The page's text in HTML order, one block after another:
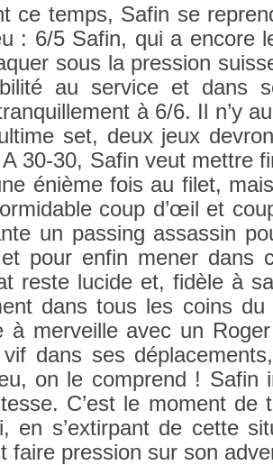
ce temps, Safin se
: 6/5 Safin, qui a en­core
sous la pre­ss­ion
au ser­vice et dans
à 6/6. Il n’y
set, deux jeux
30-30, Safin veut mettre
énième fois au filet,
coup d’œil et
un pass­ing as­sas­sin
pour enfin mener dans
reste lucide et, fidèle à
dans tous les coins
à mer­veil­le avec un
dans ses
on le com­prend ! Safin
C’est le mo­ment de
en s’ex­tirpant de cette
faire pre­ss­ion sur son